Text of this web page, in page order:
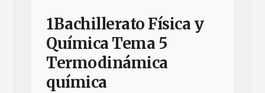
1Bachillerato Física y
Química Tema 5
Termodinámica
química